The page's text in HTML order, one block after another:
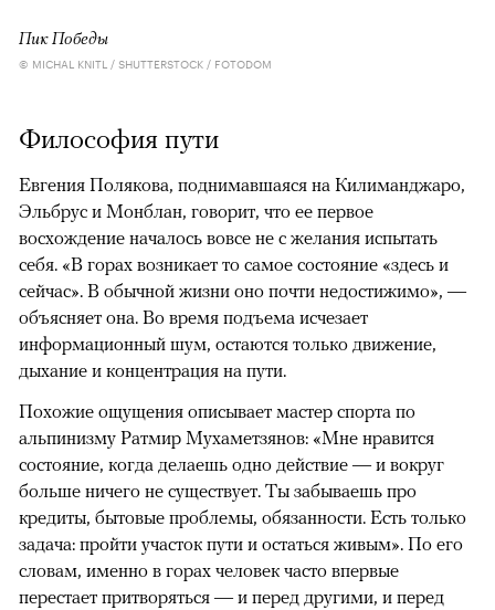
Пик Победы
© MICHAL KNITL / SHUTTERSTOCK / FOTODOM
Философия пути
Евгения Полякова, поднимавшаяся на Килиманджаро,
Эльбрус и Монблан, говорит, что ее первое
восхождение началось вовсе не с желания испытать
себя. «В горах возникает то самое состояние «здесь и
сейчас». В обычной жизни оно почти недостижимо», —
объясняет она. Во время подъема исчезает
информационный шум, остаются только движение,
дыхание и концентрация на пути.
Похожие ощущения описывает мастер спорта по
альпинизму Ратмир Мухаметзянов: «Мне нравится
состояние, когда делаешь одно действие — и вокруг
больше ничего не существует. Ты забываешь про
кредиты, бытовые проблемы, обязанности. Есть только
задача: пройти участок пути и остаться живым». По его
словам, именно в горах человек часто впервые
перестает притворяться — и перед другими, и перед